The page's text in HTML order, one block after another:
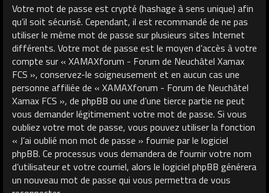
Votre mot de passe est crypté (hashage à sens unique) afin
qu’il soit sécurisé. Cependant, il est recommandé de ne pas
utiliser le même mot de passe sur plusieurs sites Internet
différents. Votre mot de passe est le moyen d’accès à votre
compte sur « XAMAXforum - Forum de Neuchâtel Xamax
FCS », conservez-le soigneusement et en aucun cas une
personne affiliée de « XAMAXforum - Forum de Neuchâtel
Xamax FCS », de phpBB ou une d’une tierce partie ne peut
vous demander légitimement votre mot de passe. Si vous
oubliez votre mot de passe, vous pouvez utiliser la fonction
« J’ai oublié mon mot de passe » fournie par le logiciel
phpBB. Ce processus vous demandera de fournir votre nom
d’utilisateur et votre courriel, alors le logiciel phpBB générera
un nouveau mot de passe qui vous permettra de vous